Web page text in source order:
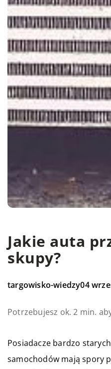
Jakie auta
skupy?
targowisko-wiedzy04
Potrzebujesz ok. 2 min.
Posiadacze bardzo
samochodów mają spory